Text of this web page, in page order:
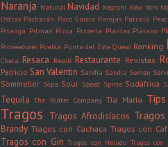
Naranja Natural Navidad Negroni New York
Ostras Pacharán Paco Garcia Parejas Patricia
Pitanga Pitman Pizza Pizzería Plantas Plátano
Proveedores Puebla Punta del Este Queso Ranking
Checa Resaca Resolí Restaurante Revistas
Patricio San Valentin Sandia Sandía Semen
Sommelier Sopa Sour Speed Sprite Sudáfrica
Tequila The Water Company Tía María Tips
Tragos Tragos Afrodisíacos
Brandy Tragos con Cachaça Tragos con
Tragos con Gin Tragos con Helado Tragos con